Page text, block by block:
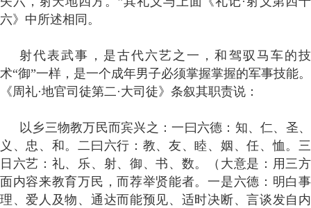
六》中所述相同。
射代表武事，是古代六艺之一，和驾驭马车的技
术“御”一样，是一个成年男子必须掌握掌握的军事技能。
《周礼·地官司徒第二·大司徒》条叙其职责说：
以乡三物教万民而宾兴之：一曰六德：知、仁、圣、
义、忠、和。二曰六行：教、友、睦、姻、任、恤。三
日六艺：礼、乐、射、御、书、数。（大意是：用三方
面内容来教育万民，而荐举贤能者。一是六德：明白事
理、爱人及物、通达而能预见、适时决断、言谈发自内